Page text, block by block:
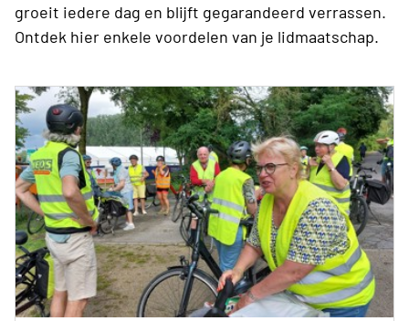
groeit iedere dag en blijft gegarandeerd verrassen.
Ontdek hier enkele voordelen van je lidmaatschap.